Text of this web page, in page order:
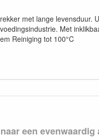
met lange levensduur.
Met
Reiniging tot 100°C
een